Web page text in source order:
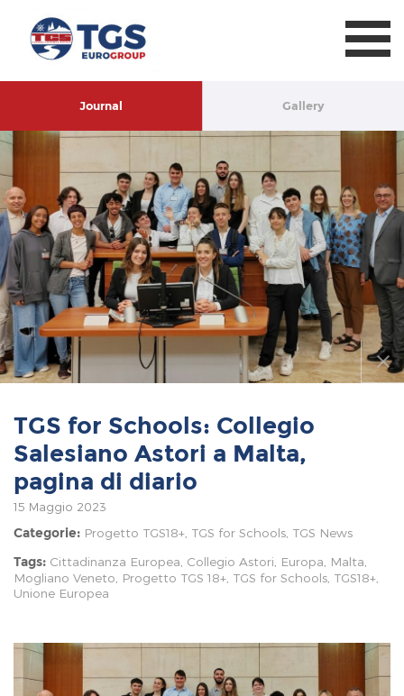
Journal Gallery
TGS for Schools: Collegio
Salesiano Astori a Malta,
pagina di diario
15 Maggio 2023
Categorie: Progetto TGS18+, TGS for Schools, TGS News
Tags: Cittadinanza Europea Collegio Astori Europa Malta
Mogliano Veneto Progetto TGS 18+ TGS for Schools TGS18+
Unione Europea